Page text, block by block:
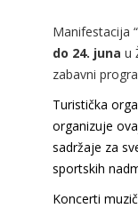
Manifestacija
do 24. juna u
zabavni
Turistička
organizuje
sadržaje za
sportskih
Koncerti